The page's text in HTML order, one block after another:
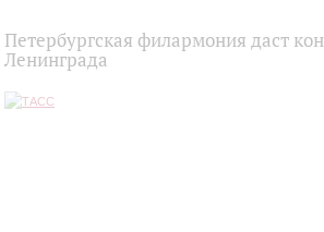
Петербургская филармония даст
Ленинграда